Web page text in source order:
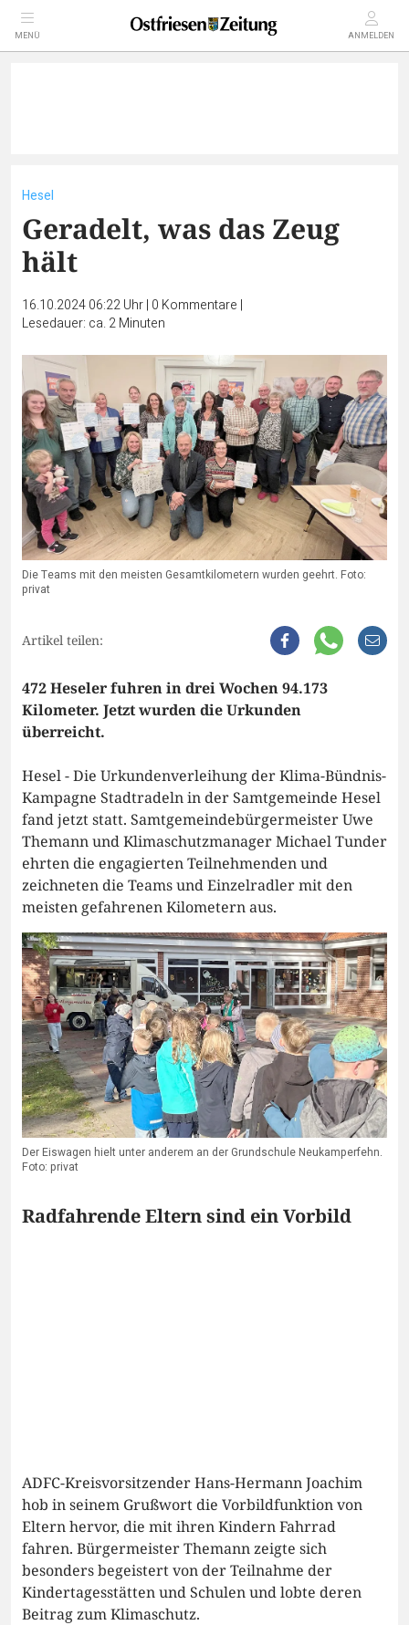
MENÜ ANMELDEN
Hesel
Geradelt, was das Zeug
hält
16.10.2024 06:22 Uhr| 0 Kommentare |
Lesedauer: ca. 2 Minuten
Die Teams mit den meisten Gesamtkilometern wurden geehrt. Foto:
privat
Artikel teilen:
472 Heseler fuhren in drei Wochen 94.173
Kilometer. Jetzt wurden die Urkunden
überreicht.
Hesel - Die Urkundenverleihung der Klima-Bündnis-
Kampagne Stadtradeln in der Samtgemeinde Hesel
fand jetzt statt. Samtgemeindebürgermeister Uwe
Themann und Klimaschutzmanager Michael Tunder
ehrten die engagierten Teilnehmenden und
zeichneten die Teams und Einzelradler mit den
meisten gefahrenen Kilometern aus.
Der Eiswagen hielt unter anderem an der Grundschule Neukamperfehn.
Foto: privat
Radfahrende Eltern sind ein Vorbild
ADFC-Kreisvorsitzender Hans-Hermann Joachim
hob in seinem Grußwort die Vorbildfunktion von
Eltern hervor, die mit ihren Kindern Fahrrad
fahren. Bürgermeister Themann zeigte sich
besonders begeistert von der Teilnahme der
Kindertagesstätten und Schulen und lobte deren
Beitrag zum Klimaschutz.